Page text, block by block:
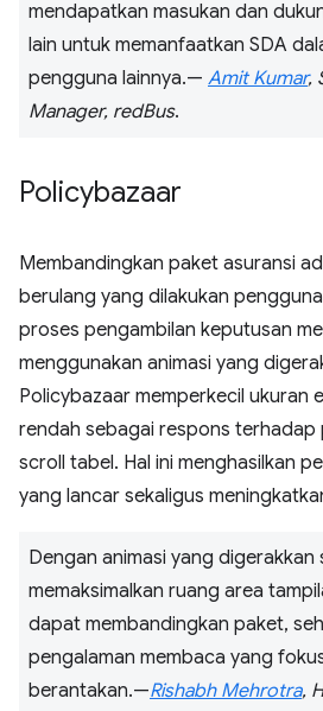
mendapatkan masukan dan
lain untuk memanfaatkan SDA
pengguna lainnya.— Amit Kumar,
Manager, redBus.
Policybazaar
Membandingkan paket asuransi
berulang yang dilakukan
proses pengambilan keputusan
menggunakan animasi yang
Policybazaar memperkecil ukuran
rendah sebagai respons terhadap
scroll tabel. Hal ini menghasilkan
yang lancar sekaligus
Dengan animasi yang
memaksimalkan ruang area
dapat membandingkan paket,
pengalaman membaca yang
berantakan.—Rishabh Mehrotra,